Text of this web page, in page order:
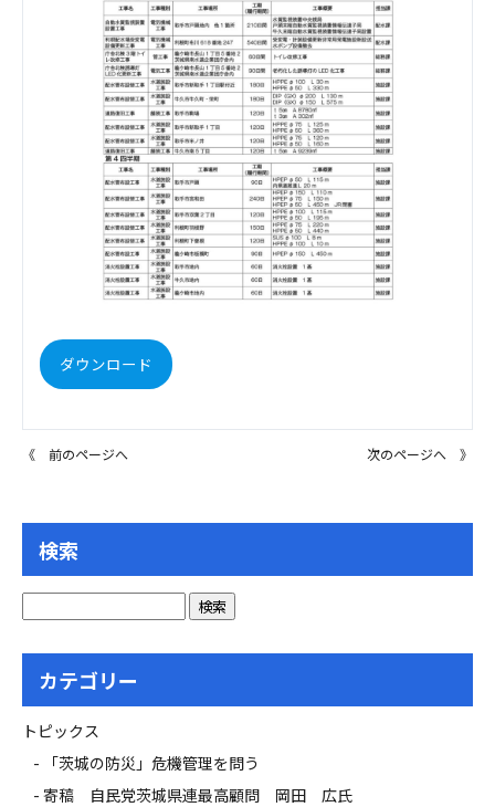
ダウンロード
《 前のページへ 次のページへ 》
検索
カテゴリー
トピックス
「茨城の防災」危機管理を問う
寄稿 自民党茨城県連最高顧問 岡田 広氏